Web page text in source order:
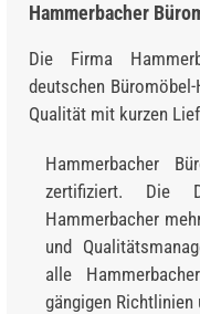
Hammerbacher
Die Firma
deutschen
Qualität mit kurzen
Hammerbacher
zertifiziert. Die
Hammerbacher
und
alle
gängigen Richtlinien